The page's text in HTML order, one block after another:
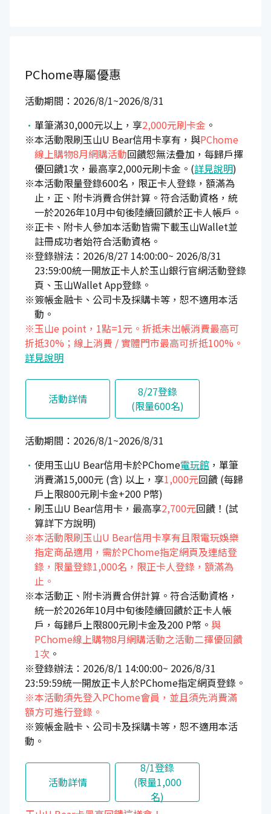
PChome專屬優惠
活動期間：2026/8/1~2026/8/31
單筆滿30,000元以上，享2,000元刷卡金 。
※本活動限刷玉山U Bear信用卡享有，與PChome
線上購物8月網購活動回饋恕無法疊加，每歸戶擇
優回饋1次，最高享2,000元刷卡金。(詳見說明)
※本活動限量登錄600名，限正卡人登錄，額滿為
止，正、附卡消費合併計算。符合活動資格，統
一於2026年10月中旬後陸續回饋於正卡人帳戶。
※正卡、附卡人參加本活動皆需下載玉山Wallet並
註冊成功者始符合活動資格。
※登錄辦法：2026/8/27 14:00:00~ 2026/8/31
23:59:00統一開放正卡人於玉山銀行官網活動登錄
頁、玉山Wallet App登錄。
※簽帳金融卡、公司卡及採購卡等，恕不適用本活
動。
※玉山e point，1點=1元。折抵未出帳消費最高可
折抵30%；線上消費 / 實體門市最高可折抵100%。
詳見說明
活動詳情
8/27登錄
(限量600名)
活動期間：2026/8/1~2026/8/31
使用玉山U Bear信用卡於PChome電玩館 ，單筆
消費滿15,000元 (含) 以上，享1,000元回饋 (每歸
戶上限800元刷卡金+200 P幣)
刷玉山U Bear信用卡，最高享2,700元回饋！(試
算詳下方說明)
※本活動限刷玉山U Bear信用卡享有且限電玩娛樂
指定商品適用，需於PChome指定網頁及連結登
錄，限量登錄1,000名，限正卡人登錄，額滿為
止。
※本活動正、附卡消費合併計算。符合活動資格，
統一於2026年10月中旬後陸續回饋於正卡人帳
戶，每歸戶上限800元刷卡金及200 P幣。 與
PChome線上購物8月網購活動之活動二擇優回饋
1次 。
※登錄辦法：2026/8/1 14:00:00~ 2026/8/31
23:59:59統一開放正卡人於PChome指定網頁登錄。
※本活動須先登入PChome會員，並且須先消費滿
額方可進行登錄。
※簽帳金融卡、公司卡及採購卡等，恕不適用本活
動。
活動詳情
8/1登錄
(限量1,000
名)